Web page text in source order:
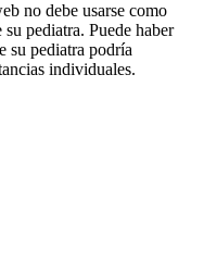
no debe usarse como
pediatra. Puede haber
su pediatra podría
individuales.